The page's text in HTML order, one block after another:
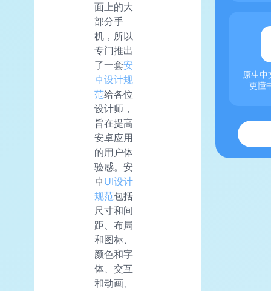
面上的大
部分手
机，所以
专门推出
了一套安
卓设计规
范给各位
设计师，
旨在提高
安卓应用
的用户体
验感。安
卓UI设计
规范包括
尺寸和间
距、布局
和图标、
颜色和字
体、交互
和动画、
原生中
更懂